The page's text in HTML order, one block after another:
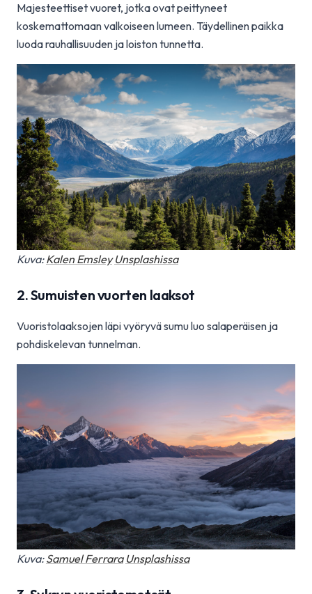
Majesteettiset vuoret, jotka ovat peittyneet
koskemattomaan valkoiseen lumeen. Täydellinen paikka
luoda rauhallisuuden ja loiston tunnetta.
Kuva:Kalen Emsley Unsplashissa
2. Sumuisten vuorten laaksot
Vuoristolaaksojen läpi vyöryvä sumu luo salaperäisen ja
pohdiskelevan tunnelman.
Kuva:Samuel Ferrara Unsplashissa